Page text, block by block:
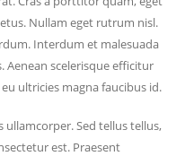
Nullam eget rutrum nisl.
Interdum et malesuada
Aenean scelerisque efficitur
ultricies magna faucibus id.
Sed tellus tellus,
est. Praesent